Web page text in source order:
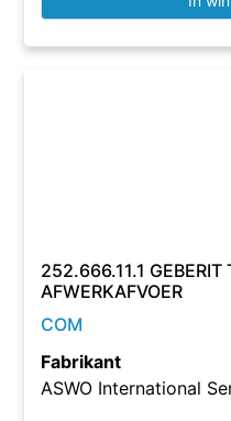
252.666.11.1 GEBERIT
AFWERKAFVOER
COM
Fabrikant
ASWO International